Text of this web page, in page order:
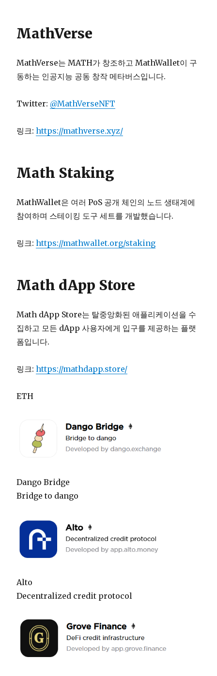
MathVerse
MathVerse는 MATH가 창조하고 MathWallet이 구
동하는 인공지능 공동 창작 메타버스입니다.
Twitter: @MathVerseNFT
링크:https://mathverse.xyz/
Math Staking
MathWallet은 여러 PoS 공개 체인의 노드 생태계에
참여하며 스테이킹 도구 세트를 개발했습니다.
링크:https://mathwallet.org/staking
Math dApp Store
Math dApp Store는 탈중앙화된 애플리케이션을 수
집하고 모든 dApp 사용자에게 입구를 제공하는 플랫
폼입니다.
링크:https://mathdapp.store/
ETH
Dango Bridge
Bridge to dango
Alto
Decentralized credit protocol